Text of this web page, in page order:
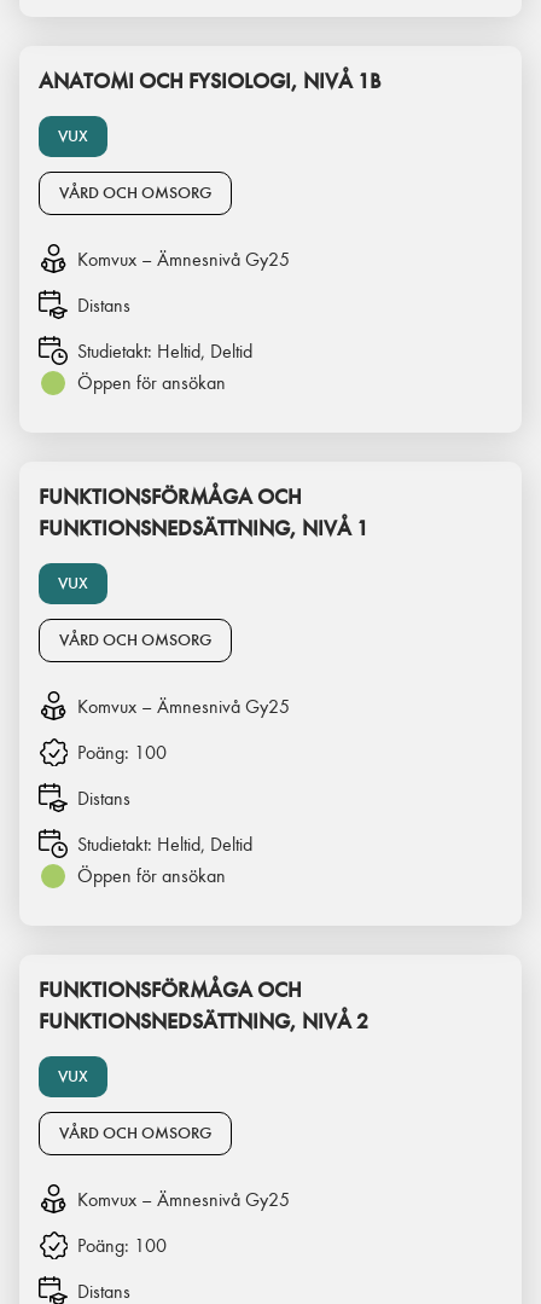
VUX
ANATOMI OCH FYSIOLOGI, NIVÅ 1B
VÅRD OCH OMSORG
Komvux – Ämnesnivå Gy25
Distans
Studietakt: Heltid, Deltid
Öppen för ansökan
VUX
FUNKTIONSFÖRMÅGA OCH
FUNKTIONSNEDSÄTTNING, NIVÅ 1
VÅRD OCH OMSORG
Komvux – Ämnesnivå Gy25
Poäng: 100
Distans
Studietakt: Heltid, Deltid
Öppen för ansökan
VUX
FUNKTIONSFÖRMÅGA OCH
FUNKTIONSNEDSÄTTNING, NIVÅ 2
VÅRD OCH OMSORG
Komvux – Ämnesnivå Gy25
Poäng: 100
Distans